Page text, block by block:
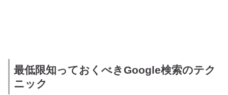
最低限知っておくべきGoogle検索のテク
ニック